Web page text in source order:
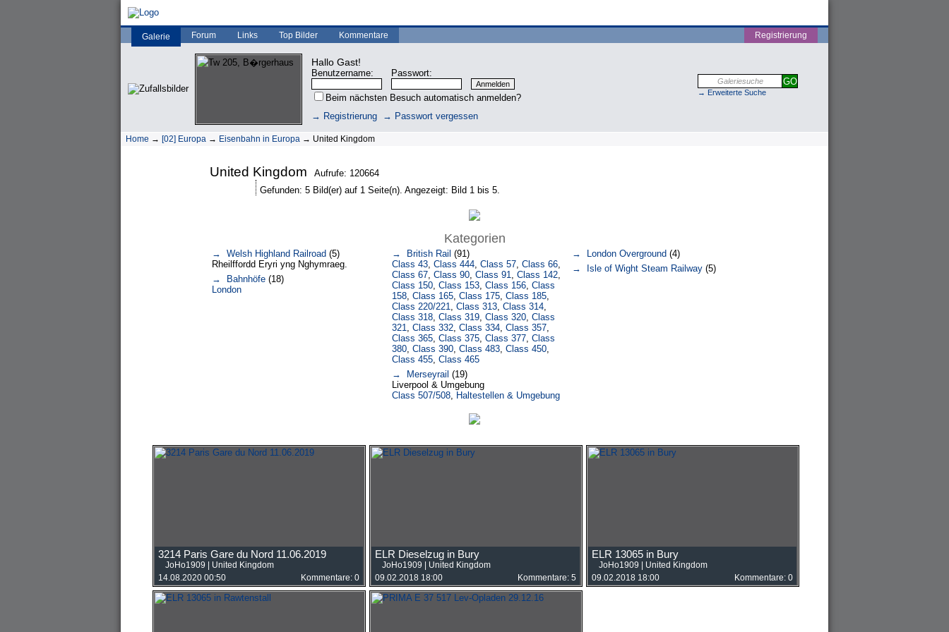
Galerie Forum Links Top Bilder Kommentare Registrierung
Hallo Gast!
Benutzername: Passwort:
Beim nächsten Besuch automatisch anmelden?
→ Registrierung
→ Passwort vergessen
→ Erweiterte Suche
Home → [02] Europa → Eisenbahn in Europa → United Kingdom
United Kingdom
Aufrufe: 120664
Gefunden: 5 Bild(er) auf 1 Seite(n). Angezeigt: Bild 1 bis 5.
Kategorien
→ Welsh Highland Railroad (5)
Rheilffordd Eryri yng Nghymraeg.
→ Bahnhöfe (18)
London
→ British Rail (91)
Class 43, Class 444, Class 57, Class 66,
Class 67, Class 90, Class 91, Class 142,
Class 150, Class 153, Class 156, Class
158, Class 165, Class 175, Class 185,
Class 220/221, Class 313, Class 314,
Class 318, Class 319, Class 320, Class
321, Class 332, Class 334, Class 357,
Class 365, Class 375, Class 377, Class
380, Class 390, Class 483, Class 450,
Class 455, Class 465
→ Merseyrail (19)
Liverpool & Umgebung
Class 507/508, Haltestellen & Umgebung
→ London Overground (4)
→ Isle of Wight Steam Railway (5)
3214 Paris Gare du Nord 11.06.2019
JoHo1909
United Kingdom
14.08.2020 00:50
Kommentare: 0
ELR Dieselzug in Bury
JoHo1909
United Kingdom
09.02.2018 18:00
Kommentare: 5
ELR 13065 in Bury
JoHo1909
United Kingdom
09.02.2018 18:00
Kommentare: 0